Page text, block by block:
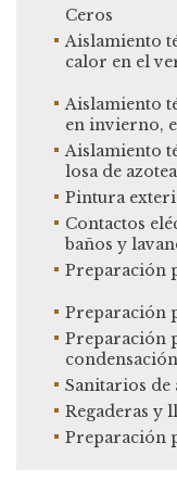
Ceros
Aislamiento
calor en el
Aislamiento
en invierno,
Aislamiento
losa de azotea
Pintura
Contactos
baños y
Preparación
Preparación
Preparación
Sanitarios de
Regaderas y
Preparación